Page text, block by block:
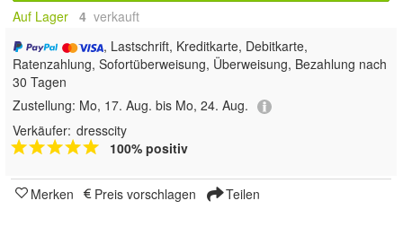
Auf Lager 4 verkauft
, Lastschrift, Kreditkarte, Debitkarte,
Ratenzahlung, Sofortüberweisung, Überweisung, Bezahlung nach
30 Tagen
Zustellung: Mo, 17. Aug. bis Mo, 24. Aug.
Verkäufer: dresscity
100% positiv
Merken Preis vorschlagen Teilen